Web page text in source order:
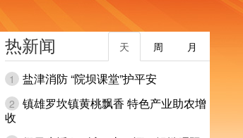
热新闻 月
周
天
1 盐津消防 “院坝课堂”护平安
2 镇雄罗坎镇黄桃飘香 特色产业助农增
收